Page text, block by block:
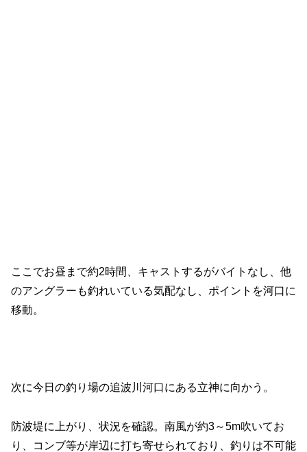
ここでお昼まで約2時間、キャストするがバイトなし、他
のアングラーも釣れいている気配なし、ポイントを河口に
移動。
次に今日の釣り場の追波川河口にある立神に向かう。
防波堤に上がり、状況を確認。南風が約3～5m吹いてお
り、コンブ等が岸辺に打ち寄せられており、釣りは不可能